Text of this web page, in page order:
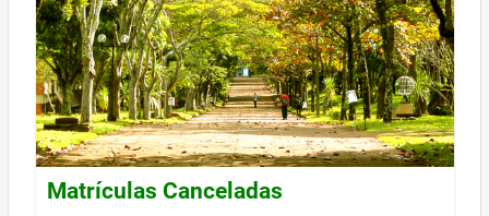
Matrículas Canceladas